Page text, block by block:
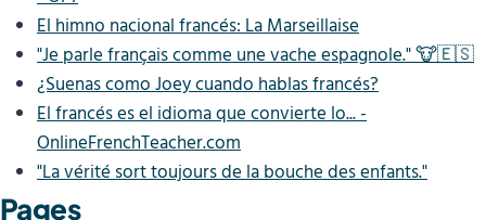
El himno nacional francés: La Marseillaise
"Je parle français comme une vache espagnole." 🐮🇪🇸
¿Suenas como Joey cuando hablas francés?
El francés es el idioma que convierte lo... -
OnlineFrenchTeacher.com
"La vérité sort toujours de la bouche des enfants."
Pages